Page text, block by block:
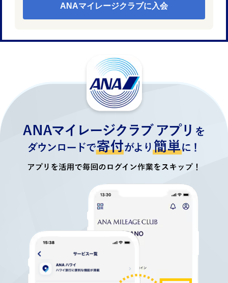
ANAマイレージクラブに入会